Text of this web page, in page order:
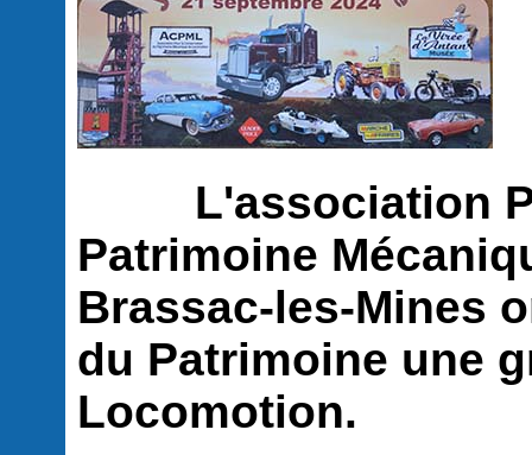
L'association
Patrimoine
Brassac-les-Mines
du Patrimoine une
Locomotion.